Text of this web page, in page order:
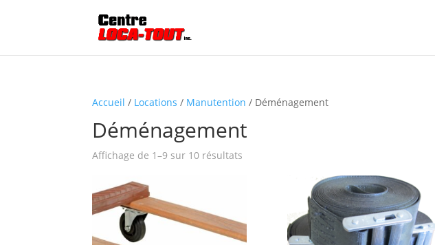
Accueil / Locations / Manutention / Déménagement
Déménagement
Affichage de 1–9 sur 10 résultats